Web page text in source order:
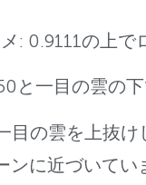
: 0.9111の上
と一目の雲の
目の雲を上抜
ンに近づいてい